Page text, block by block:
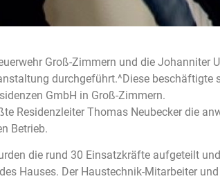
Groß-Zimmern und die Johanniter
durchgeführt.^Diese beschäftigte
GmbH in Groß-Zimmern.
Residenzleiter Thomas Neubecker die
Betrieb.
die rund 30 Einsatzkräfte aufgeteilt
Hauses. Der Haustechnik-Mitarbeiter